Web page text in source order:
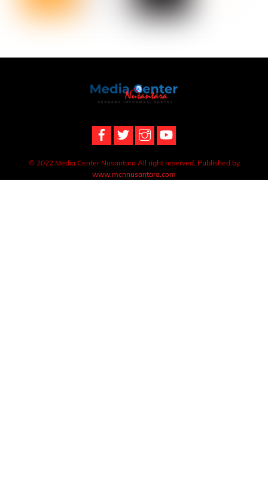
Back
To
© 2022 Media Center Nusantara All right reserved. Published by
www.mcnnusantara.com